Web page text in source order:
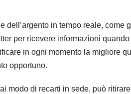
dell’argento in tempo reale,
per ricevere informazioni
in ogni momento la migliore
opportuno.
modo di recarti in sede, può